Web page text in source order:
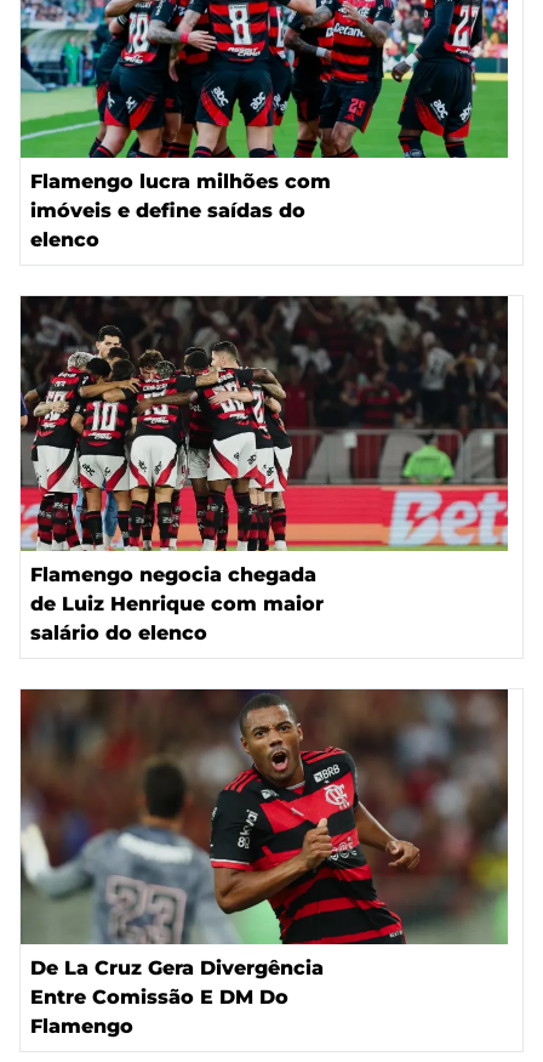
Flamengo lucra milhões com
imóveis e define saídas do
elenco
Flamengo negocia chegada
de Luiz Henrique com maior
salário do elenco
De La Cruz Gera Divergência
Entre Comissão E DM Do
Flamengo